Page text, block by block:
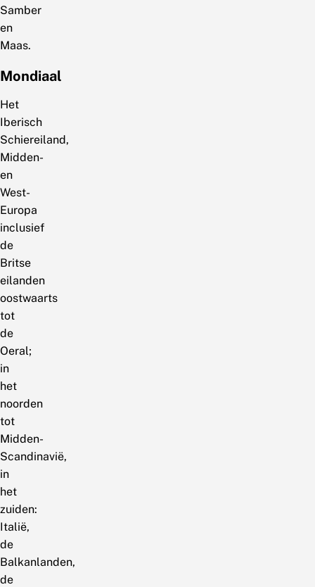
Samber
en
Maas.
Mondiaal
Het
Iberisch
Schiereiland,
Midden-
en
West-
Europa
inclusief
de
Britse
eilanden
oostwaarts
tot
de
Oeral;
in
het
noorden
tot
Midden-
Scandinavië,
in
het
zuiden:
Italië,
de
Balkanlanden,
de